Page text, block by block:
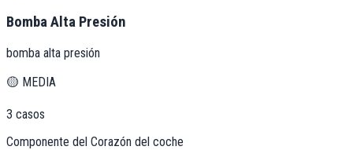
Bomba Alta Presión
bomba alta presión
🟡 MEDIA
3 casos
Componente del Corazón del coche